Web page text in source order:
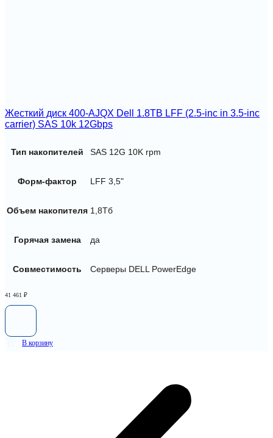
Жесткий диск 400-AJQX Dell 1.8TB LFF (2.5-inc in 3.5-inc
carrier) SAS 10k 12Gbps
Тип накопителей SAS 12G 10K rpm
Форм-фактор LFF 3,5"
Объем накопителя 1,8Тб
Горячая замена да
Совместимость Серверы DELL PowerEdge
41 461 ₽
В корзину